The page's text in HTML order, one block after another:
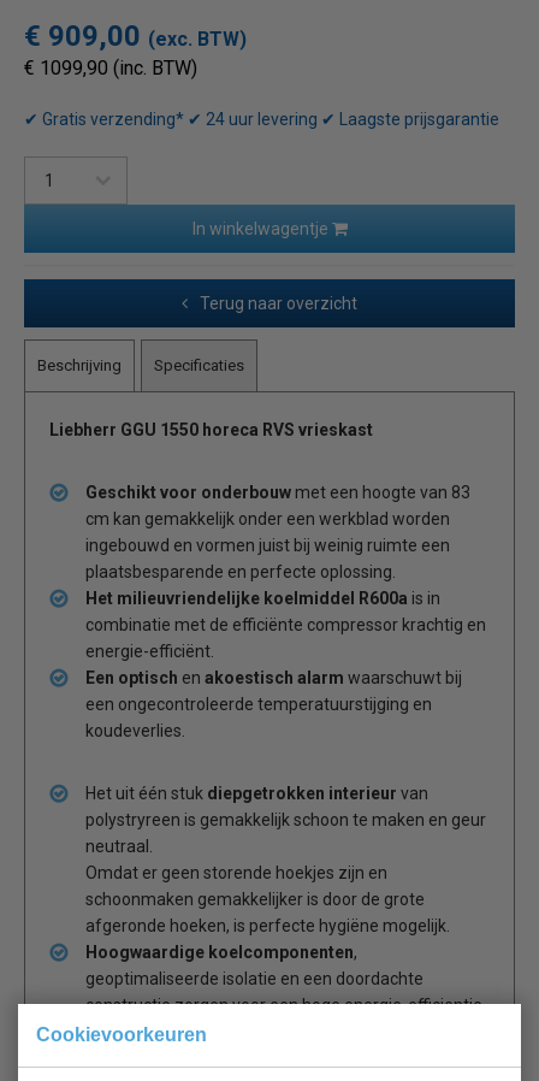
Cookievoorkeuren
€ 909,00 (exc. BTW)
€ 1099,90 (inc. BTW)
✔ Gratis verzending* ✔ 24 uur levering ✔ Laagste prijsgarantie
In winkelwagentje
Terug naar overzicht
Beschrijving Specificaties
Liebherr GGU 1550 horeca RVS vrieskast
Geschikt voor onderbouw met een hoogte van 83
cm kan gemakkelijk onder een werkblad worden
ingebouwd en vormen juist bij weinig ruimte een
plaatsbesparende en perfecte oplossing.
Het milieuvriendelijke koelmiddel R600a is in
combinatie met de efficiënte compressor krachtig en
energie-efficiënt.
Een optisch en akoestisch alarm waarschuwt bij
een ongecontroleerde temperatuurstijging en
koudeverlies.
Het uit één stuk diepgetrokken interieur van
polystryreen is gemakkelijk schoon te maken en geur
neutraal.
Omdat er geen storende hoekjes zijn en
schoonmaken gemakkelijker is door de grote
afgeronde hoeken, is perfecte hygiëne mogelijk.
Hoogwaardige koelcomponenten,
geoptimaliseerde isolatie en een doordachte
constructie zorgen voor een hoge energie-efficientie
en lage verbruikskosten.